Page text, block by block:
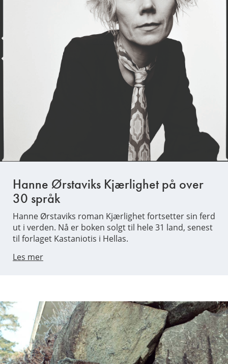
Hanne Ørstaviks Kjærlighet på over
30 språk
Hanne Ørstaviks roman Kjærlighet fortsetter sin ferd
ut i verden. Nå er boken solgt til hele 31 land, senest
til forlaget Kastaniotis i Hellas.
Les mer